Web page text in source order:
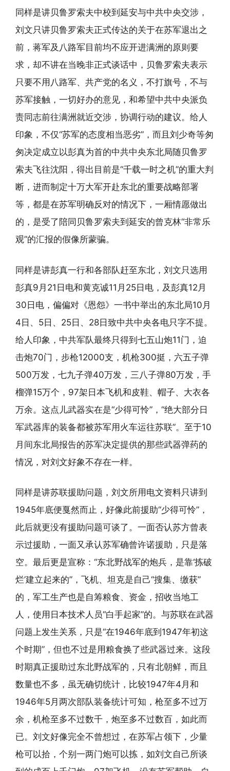
同样是讲贝鲁罗索夫中校到延安与中共中央交涉，
刘文只讲贝鲁罗索夫正式传达的关于在苏军退出之
前，蒋军及八路军目前均不应开进满洲的原则要
求，却不讲在当晚非正式谈话中，贝鲁罗索夫表示
只要不用八路军、共产党的名义，不打旗号，不与
苏军接触，一切好办的意见，和希望中共中央派负
责同志前往满洲就近交涉，协调行动的建议。给人
印象，不仅“苏军的态度相当恶劣”，而且刘少奇等匆
匆决定成立以彭真为首的中共中央东北局随贝鲁罗
索夫飞往沈阳，得出目前是“千载一时之机”的重大判
断，进而制定十万大军开赴东北的重要战略部署
等，都是在苏军明确反对的情况下，一厢情愿做出
的，是受了陪同贝鲁罗索夫到延安的曾克林“非常乐
观”的汇报的假像所蒙骗。
同样是讲彭真一行和各部队赶至东北，刘文只选用
彭真9月21日电和黄克诚11月25日电，及彭真12月
30日电，偏偏对《恩怨》一书中举出的东北局10月
4日、5日、25日、28日致中共中央各电只字不提。
给人印象，中共军队最终只得到七五山炮11门，迫
击炮70门，步枪12000支，机枪300挺，六五子弹
500万发，七九子弹40万发，三八子弹80万发，手
榴弹15万个，97架日本飞机和皮鞋、帽子、大衣各
万余。这点儿武器实在是“少得可怜”，“绝大部分日
军武器库的装备都被苏军用火车运往苏联”。至于10
月间东北局报告的苏军决定提供的那些武器弹药的
情况，对刘文好象不存在一样。
同样是讲苏联援助问题，刘文所用电文资料只讲到
1945年底便戛然而止，好像此前援助“少得可怜”，
此后就更没有援助问题可谈了。一面否认苏方曾表
示过援助，一面又承认苏军确曾许诺援助，只是落
空。最后更是宣称：“东北野战军的炮兵，是靠‘拣破
烂’建立起来的”，飞机、坦克是自己“搜集、缴获”
的，军工生产也是自筹粮食、资金，招收当地工
人，使用日本技术人员“白手起家”的。与苏联在武器
问题上发生关系，只是“在1946年底到1947年初这
个时期”，但也不过是用粮食换了些武器过来。这段
时期真正援助过东北野战军的，只有北朝鲜，而且
数量也不多，虽无确切统计，比较1947年4月和
1946年5月两次部队装备统计可知，枪至多不过万
余，机枪至多不过数千，炮至多不过数百，如此而
已。刘文好像完全不曾想过，在苏军占领下，少量
枪可以拾，个别一两门炮可以拣，如刘文自己所谈